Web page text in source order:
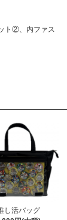
ト②、内ファス
し活バッグ